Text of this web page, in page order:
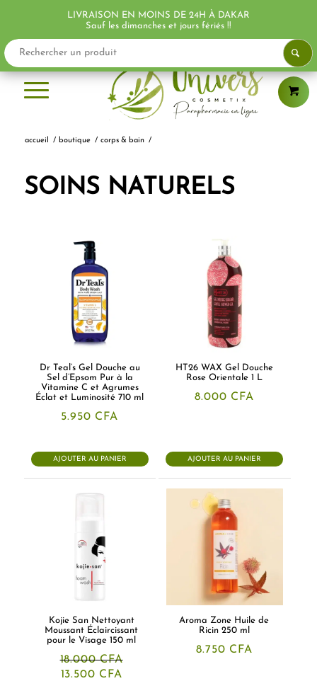
accueil / boutique / corps & bain /
SOINS NATURELS
Dr Teal’s Gel Douche au
Sel d’Epsom Pur à la
Vitamine C et Agrumes
Éclat et Luminosité 710 ml
5.950 CFA
AJOUTER AU PANIER
HT26 WAX Gel Douche
Rose Orientale 1 L
8.000 CFA
AJOUTER AU PANIER
Kojie San Nettoyant
Moussant Éclaircissant
pour le Visage 150 ml
18.000CFA
Le
13.500 CFA
Aroma Zone Huile de
Ricin 250 ml
8.750 CFA
LIVRAISON EN MOINS DE 24H À DAKAR
Sauf les dimanches et jours fériés !!